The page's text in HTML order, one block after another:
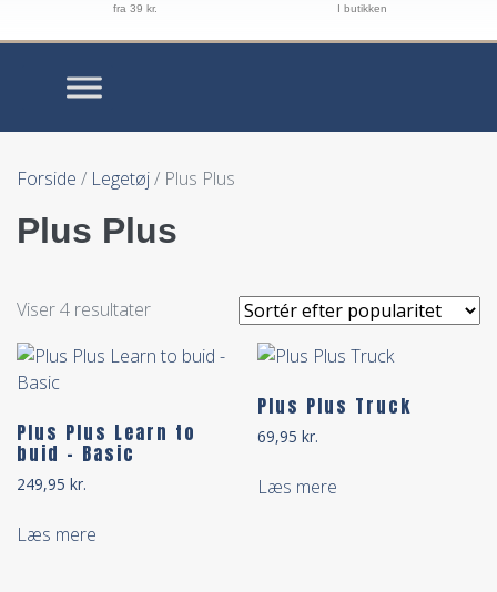
fra 39 kr. I butikken
Forside / Legetøj/ Plus Plus
Plus Plus
Viser 4 resultater
Plus Plus Learn to
buid – Basic
249,95 kr.
Læs mere
Plus Plus Truck
69,95kr.
Læs mere